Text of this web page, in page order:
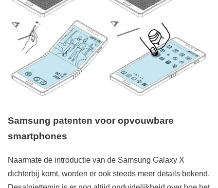
Samsung patenten voor opvouwbare
smartphones
Naarmate de introductie van de Samsung Galaxy X
dichterbij komt, worden er ook steeds meer details bekend.